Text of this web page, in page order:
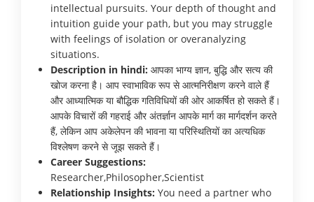
intellectual pursuits. Your depth of thought and
intuition guide your path, but you may struggle
with feelings of isolation or overanalyzing
situations.
Description in hindi: आपका भाग्य ज्ञान, बुद्धि और सत्य की
खोज करना है। आप स्वाभाविक रूप से आत्मनिरीक्षण करने वाले हैं
और आध्यात्मिक या बौद्धिक गतिविधियों की ओर आकर्षित हो सकते हैं।
आपके विचारों की गहराई और अंतर्ज्ञान आपके मार्ग का मार्गदर्शन करते
हैं, लेकिन आप अकेलेपन की भावना या परिस्थितियों का अत्यधिक
विश्लेषण करने से जूझ सकते हैं।
Career Suggestions:
Researcher,Philosopher,Scientist
Relationship Insights: You need a partner who